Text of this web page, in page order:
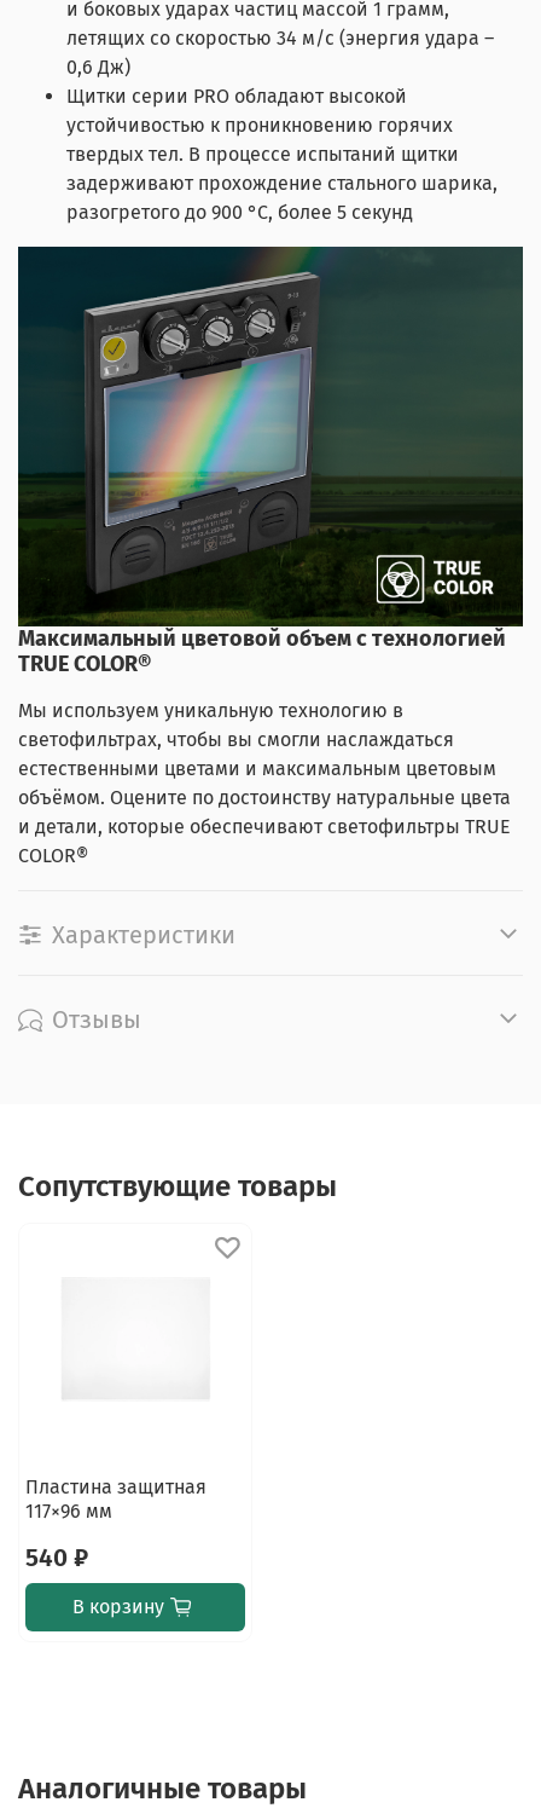
и боковых ударах частиц массой 1 грамм,
летящих со скоростью 34 м/с (энергия удара –
0,6 Дж)
Щитки серии PRO обладают высокой
устойчивостью к проникновению горячих
твердых тел. В процессе испытаний щитки
задерживают прохождение стального шарика,
разогретого до 900 °С, более 5 секунд
Максимальный цветовой объем с технологией
TRUE COLOR®
Мы используем уникальную технологию в
светофильтрах, чтобы вы смогли наслаждаться
естественными цветами и максимальным цветовым
объёмом. Оцените по достоинству натуральные цвета
и детали, которые обеспечивают светофильтры TRUE
COLOR®
Характеристики
Отзывы
Сопутствующие товары
Пластина защитная
117×96 мм
540 ₽
В корзину
Аналогичные товары